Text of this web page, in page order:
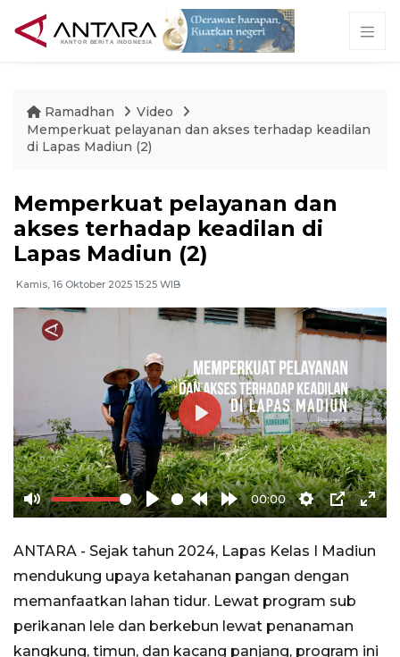
Ramadhan
Video
Memperkuat pelayanan dan akses terhadap keadilan
di Lapas Madiun (2)
Memperkuat pelayanan dan
akses terhadap keadilan di
Lapas Madiun (2)
Kamis, 16 Oktober 2025 15:25 WIB
Mute Play
Rewind
10s
Forward
00:00
Settings
PIP
Play
ANTARA - Sejak tahun 2024, Lapas Kelas I Madiun
mendukung upaya ketahanan pangan dengan
memanfaatkan lahan tidur. Lewat program sub
perikanan lele dan berkebun lewat penanaman
kangkung, timun, dan kacang panjang, program ini